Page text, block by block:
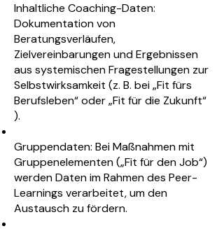
Inhaltliche Coaching-Daten:
Dokumentation von
Beratungsverläufen,
Zielvereinbarungen und Ergebnissen
aus systemischen Fragestellungen zur
Selbstwirksamkeit (z. B. bei „Fit fürs
Berufsleben“ oder „Fit für die Zukunft“
).
Gruppendaten: Bei Maßnahmen mit
Gruppenelementen („Fit für den Job“)
werden Daten im Rahmen des Peer-
Learnings verarbeitet, um den
Austausch zu fördern.